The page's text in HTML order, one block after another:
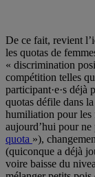
De ce fait, revient
les quotas de
« discrimination
compétition telles
participant·e·s déjà
quotas défile dans
humiliation pour les
aujourd’hui pour ne
quota »),
(quiconque a déjà
voire baisse du